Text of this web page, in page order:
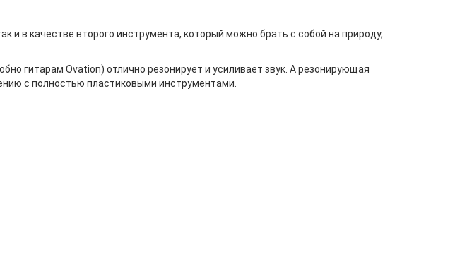
и в качестве второго инструмента, который можно брать с собой на природу,
гитарам Ovation) отлично резонирует и усиливает звук. А резонирующая
с полностью пластиковыми инструментами.